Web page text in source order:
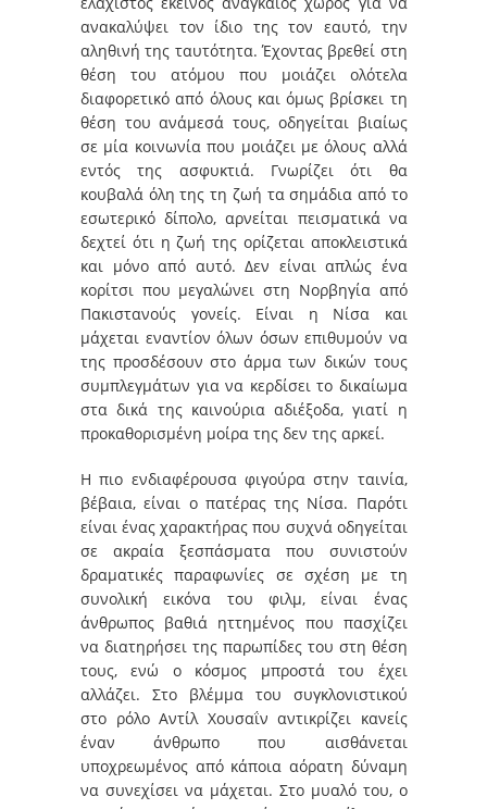
ανακαλύψει τον ίδιο της τον εαυτό, την
αληθινή της ταυτότητα. Έχοντας βρεθεί στη
θέση του ατόμου που μοιάζει ολότελα
διαφορετικό από όλους και όμως βρίσκει τη
θέση του ανάμεσά τους, οδηγείται βιαίως
σε μία κοινωνία που μοιάζει με όλους αλλά
εντός της ασφυκτιά. Γνωρίζει ότι θα
κουβαλά όλη της τη ζωή τα σημάδια από το
εσωτερικό δίπολο, αρνείται πεισματικά να
δεχτεί ότι η ζωή της ορίζεται αποκλειστικά
και μόνο από αυτό. Δεν είναι απλώς ένα
κορίτσι που μεγαλώνει στη Νορβηγία από
Πακιστανούς γονείς. Είναι η Νίσα και
μάχεται εναντίον όλων όσων επιθυμούν να
της προσδέσουν στο άρμα των δικών τους
συμπλεγμάτων για να κερδίσει το δικαίωμα
στα δικά της καινούρια αδιέξοδα, γιατί η
προκαθορισμένη μοίρα της δεν της αρκεί.
Η πιο ενδιαφέρουσα φιγούρα στην ταινία,
βέβαια, είναι ο πατέρας της Νίσα. Παρότι
είναι ένας χαρακτήρας που συχνά οδηγείται
σε ακραία ξεσπάσματα που συνιστούν
δραματικές παραφωνίες σε σχέση με τη
συνολική εικόνα του φιλμ, είναι ένας
άνθρωπος βαθιά ηττημένος που πασχίζει
να διατηρήσει της παρωπίδες του στη θέση
τους, ενώ ο κόσμος μπροστά του έχει
αλλάζει. Στο βλέμμα του συγκλονιστικού
στο ρόλο Αντίλ Χουσαΐν αντικρίζει κανείς
έναν άνθρωπο που αισθάνεται
υποχρεωμένος από κάποια αόρατη δύναμη
να συνεχίσει να μάχεται. Στο μυαλό του, ο